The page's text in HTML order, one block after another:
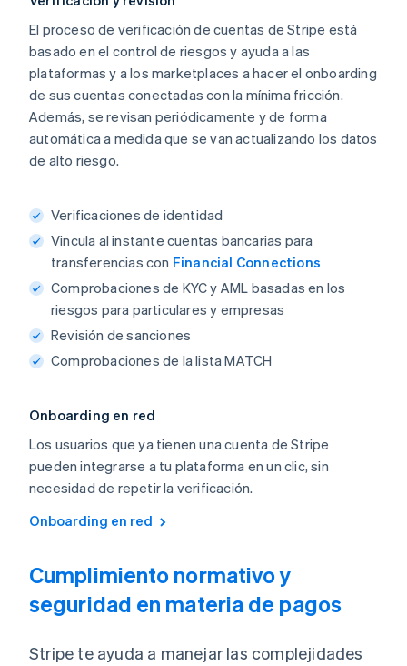
El proceso de verificación de cuentas de Stripe está
basado en el control de riesgos y ayuda a las
plataformas y a los marketplaces a hacer el onboarding
de sus cuentas conectadas con la mínima fricción.
Además, se revisan periódicamente y de forma
automática a medida que se van actualizando los datos
de alto riesgo.
Verificaciones de identidad
Vincula al instante cuentas bancarias para
transferencias con Financial Connections
Comprobaciones de KYC y AML basadas en los
riesgos para particulares y empresas
Revisión de sanciones
Comprobaciones de la lista MATCH
Onboarding en red
Los usuarios que ya tienen una cuenta de Stripe
pueden integrarse a tu plataforma en un clic, sin
necesidad de repetir la verificación.
Onboarding en red
Cumplimiento normativo y
seguridad en materia de pagos
Stripe te ayuda a manejar las complejidades